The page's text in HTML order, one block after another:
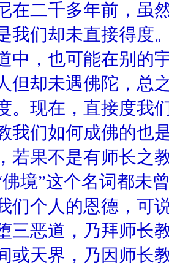
在二千多年前，虽
我们却未直接得度
中，也可能在别的
但却未遇佛陀，总
。现在，直接度我
我们如何成佛的也
若果不是有师长之
境”这个名词都未
们个人的恩德，可
三恶道，乃拜师长
或天界，乃因师长